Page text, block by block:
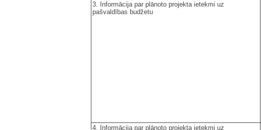
3. Informācija par plānoto projekta ietekmi uz
pašvaldības budžetu
4. Informācija par plānoto projekta ietekmi uz